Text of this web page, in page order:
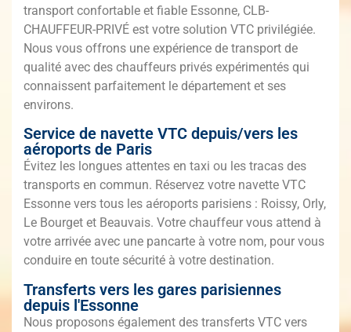
transport confortable et fiable Essonne, CLB-
CHAUFFEUR-PRIVÉ est votre solution VTC privilégiée.
Nous vous offrons une expérience de transport de
qualité avec des chauffeurs privés expérimentés qui
connaissent parfaitement le département et ses
environs.
Service de navette VTC depuis/vers les
aéroports de Paris
Évitez les longues attentes en taxi ou les tracas des
transports en commun. Réservez votre navette VTC
Essonne vers tous les aéroports parisiens : Roissy, Orly,
Le Bourget et Beauvais. Votre chauffeur vous attend à
votre arrivée avec une pancarte à votre nom, pour vous
conduire en toute sécurité à votre destination.
Transferts vers les gares parisiennes
depuis l'Essonne
Nous proposons également des transferts VTC vers